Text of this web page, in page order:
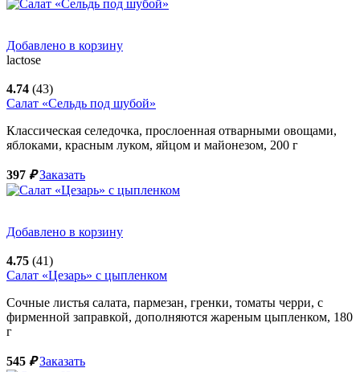
Добавлено в корзину
lactose
4.74 (43)
Салат «Сельдь под шубой»
Классическая селедочка, прослоенная отварными овощами,
яблоками, красным луком, яйцом и майонезом, 200 г
397 ₽ Заказать
Добавлено в корзину
4.75 (41)
Салат «Цезарь» с цыпленком
Сочные листья салата, пармезан, гренки, томаты черри, с
фирменной заправкой, дополняются жареным цыпленком, 180
г
545 ₽ Заказать